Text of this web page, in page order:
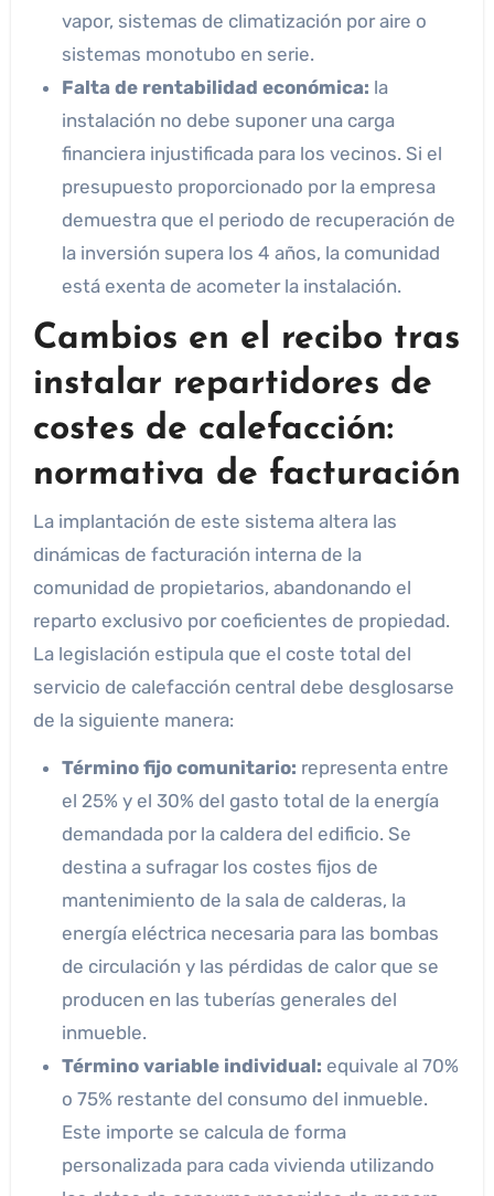
vapor, sistemas de climatización por aire o
sistemas monotubo en serie.
Falta de rentabilidad económica: la
instalación no debe suponer una carga
financiera injustificada para los vecinos. Si el
presupuesto proporcionado por la empresa
demuestra que el periodo de recuperación de
la inversión supera los 4 años, la comunidad
está exenta de acometer la instalación.
Cambios en el recibo tras
instalar repartidores de
costes de calefacción:
normativa de facturación
La implantación de este sistema altera las
dinámicas de facturación interna de la
comunidad de propietarios, abandonando el
reparto exclusivo por coeficientes de propiedad.
La legislación estipula que el coste total del
servicio de calefacción central debe desglosarse
de la siguiente manera:
Término fijo comunitario: representa entre
el 25% y el 30% del gasto total de la energía
demandada por la caldera del edificio. Se
destina a sufragar los costes fijos de
mantenimiento de la sala de calderas, la
energía eléctrica necesaria para las bombas
de circulación y las pérdidas de calor que se
producen en las tuberías generales del
inmueble.
Término variable individual: equivale al 70%
o 75% restante del consumo del inmueble.
Este importe se calcula de forma
personalizada para cada vivienda utilizando